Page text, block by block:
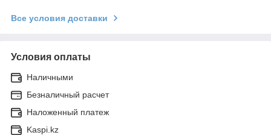
Все условия доставки
Условия оплаты
Наличными
Безналичный расчет
Наложенный платеж
Kaspi.kz